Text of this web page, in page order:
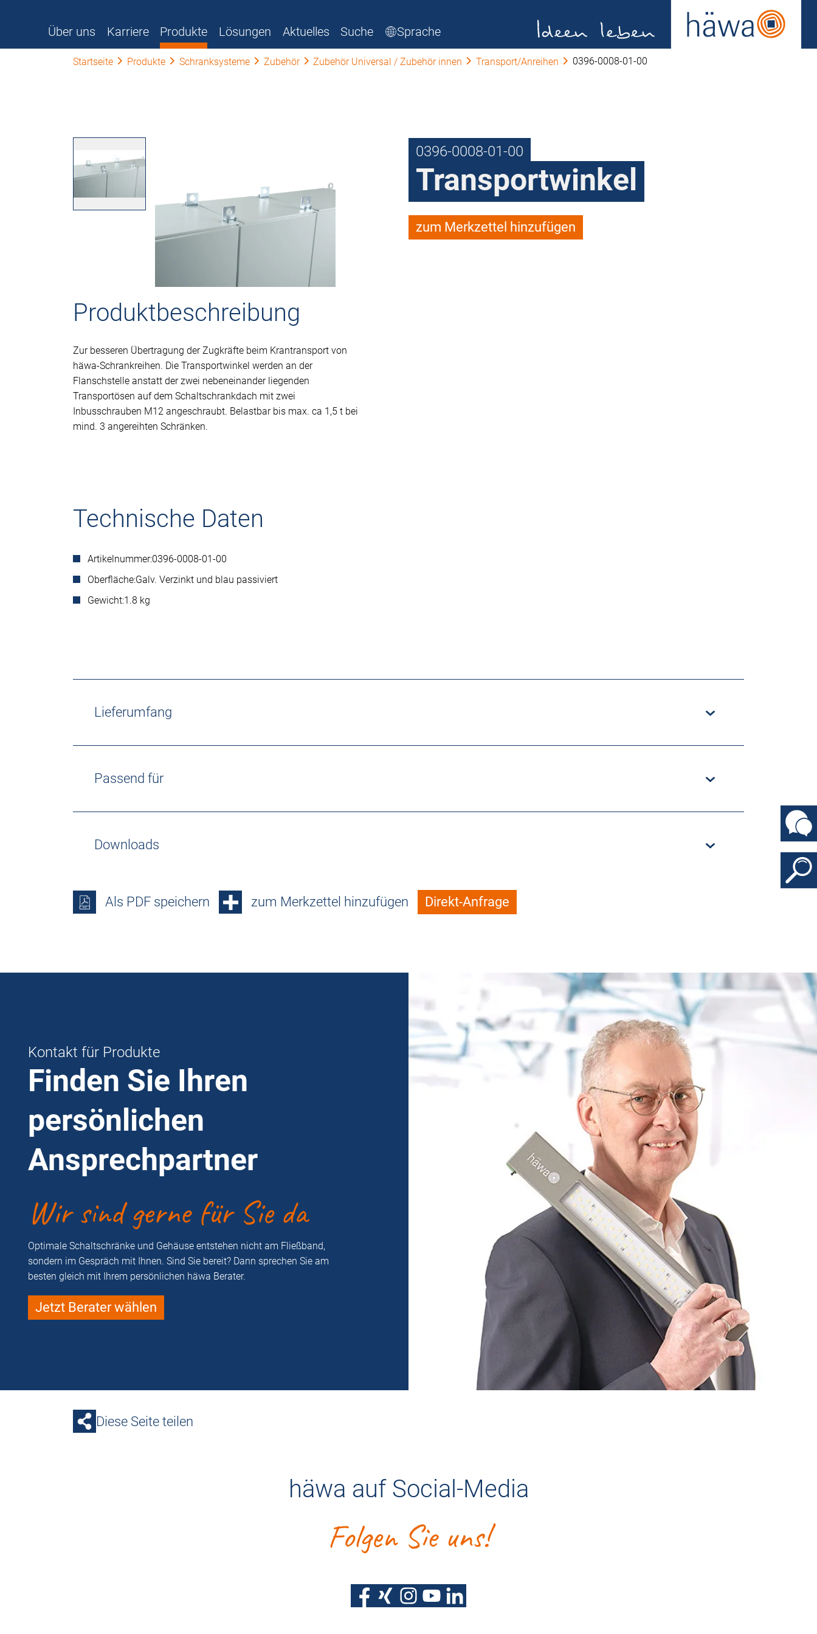
Über uns Karriere Produkte Lösungen Aktuelles Suche Sprache
Startseite Produkte Schranksysteme Zubehör Zubehör Universal / Zubehör innen Transport/Anreihen 0396-0008-01-00
0396-0008-01-00
Transportwinkel
zum Merkzettel hinzufügen
Produktbeschreibung
Zur besseren Übertragung der Zugkräfte beim Krantransport von
häwa-Schrankreihen. Die Transportwinkel werden an der
Flanschstelle anstatt der zwei nebeneinander liegenden
Transportösen auf dem Schaltschrankdach mit zwei
Inbusschrauben M12 angeschraubt. Belastbar bis max. ca 1,5 t bei
mind. 3 angereihten Schränken.
Technische Daten
Artikelnummer:0396-0008-01-00
Oberfläche:Galv. Verzinkt und blau passiviert
Gewicht:1.8 kg
Lieferumfang
Passend für
Downloads
Als PDF speichern zum Merkzettel hinzufügen Direkt-Anfrage
Kontakt für Produkte
Finden Sie Ihren
persönlichen
Ansprechpartner
Wir sind gerne für Sie da
Optimale Schaltschränke und Gehäuse entstehen nicht am Fließband,
sondern im Gespräch mit Ihnen. Sind Sie bereit? Dann sprechen Sie am
besten gleich mit Ihrem persönlichen häwa Berater.
Jetzt Berater wählen
Diese Seite teilen
häwa auf Social-Media
Folgen Sie uns!